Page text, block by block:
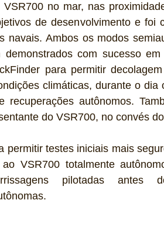
no mar, nas
de desenvolvimento e foi
navais. Ambos os modos
com sucesso em
para permitir
climáticas, durante o dia
autônomos.
do VSR700, no convés
permitir testes iniciais mais
VSR700 totalmente
pilotadas antes